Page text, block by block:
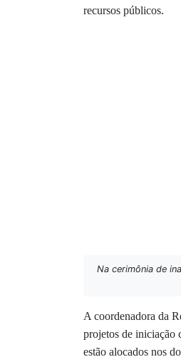
recursos públicos.
Na cerimônia de
A coordenadora da
projetos de iniciação
estão alocados nos